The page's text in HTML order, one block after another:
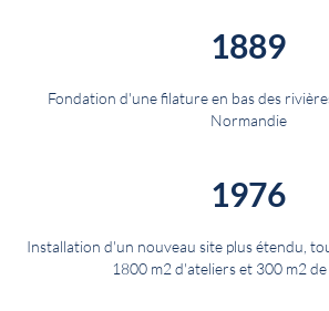
1889
Fondation d'une filature en bas des
Normandie
1976
Installation d'un nouveau site plus étendu,
1800 m2 d'ateliers et 300 m2